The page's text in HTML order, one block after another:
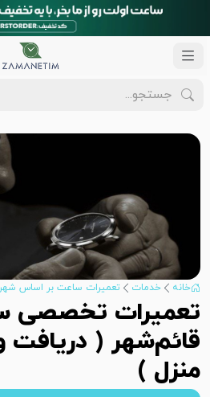
خانه خدمات تعمیرات ساعت بر اساس شهر
تعمیرات تخصصی
قائم‌شهر ( دریافت
منزل )